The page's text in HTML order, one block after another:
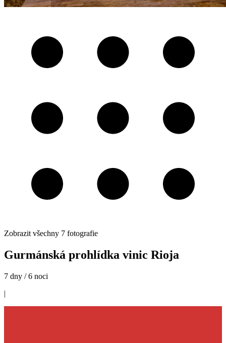
Zobrazit všechny 7 fotografie
Gurmánská prohlídka vinic Rioja
7 dny / 6 noci
|